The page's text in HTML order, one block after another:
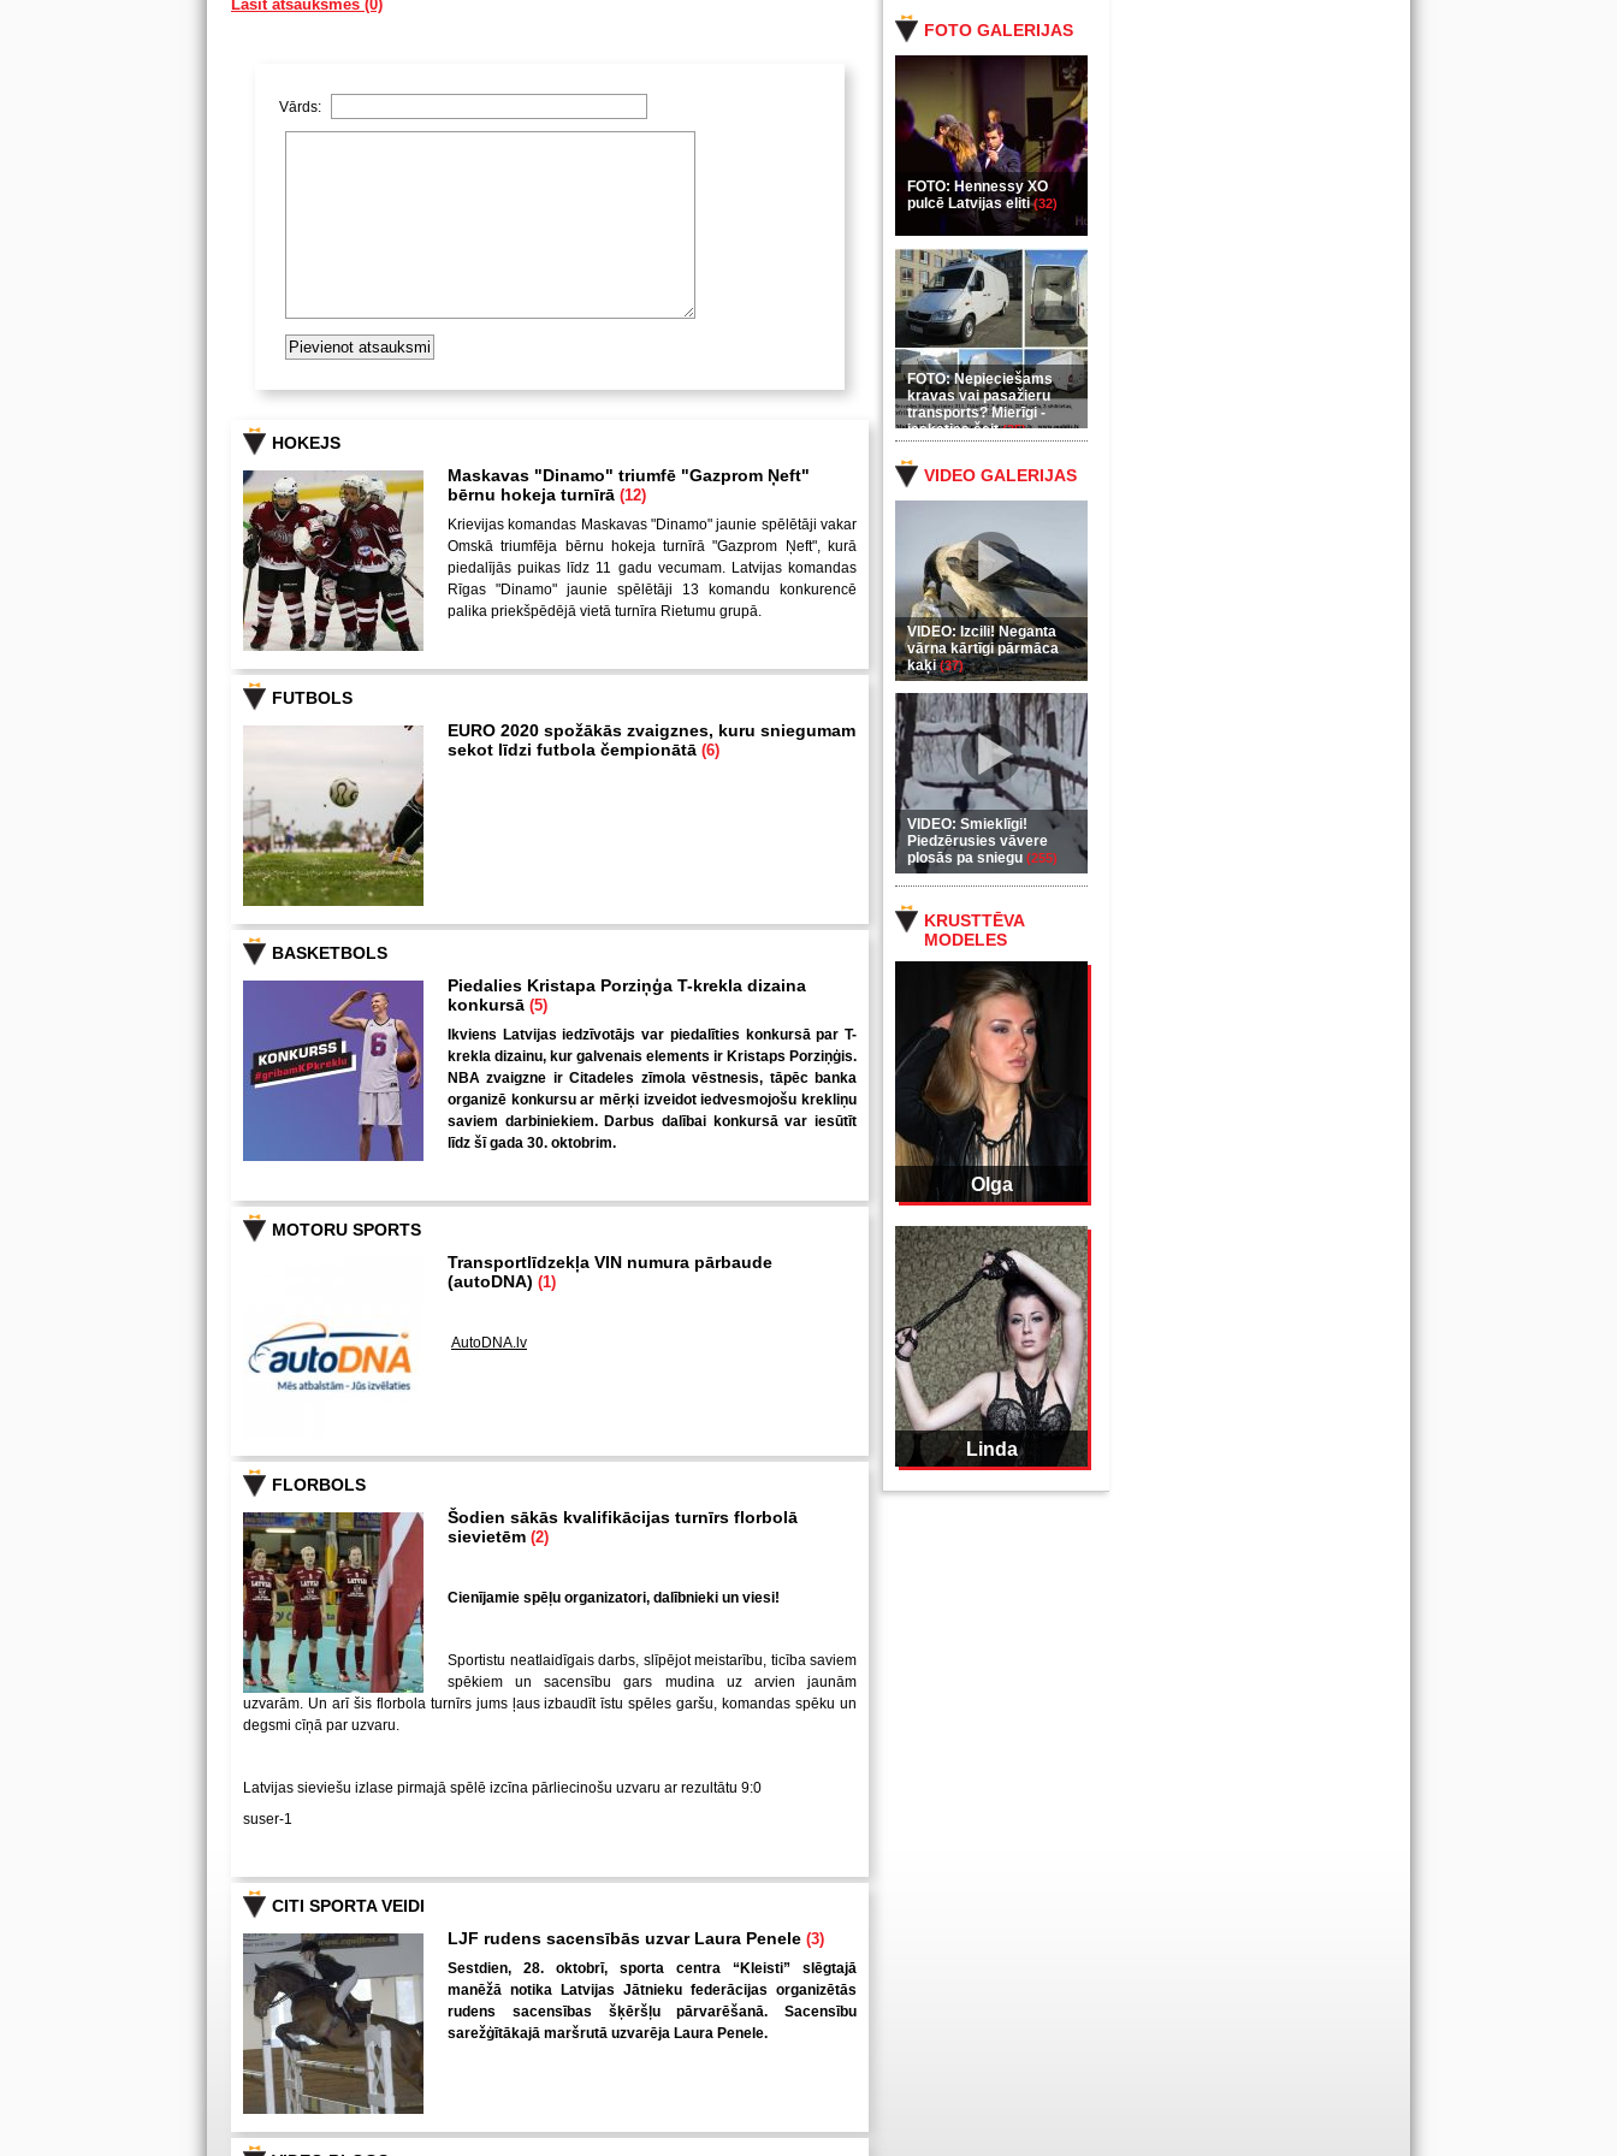
FOTO GALERIJAS
FOTO: Hennessy XO
pulcē Latvijas eliti(32)
FOTO: Nepieciešams
kravas vai pasažieru
transports? Mierīgi -
ieskaties šeit(35)
VIDEO GALERIJAS
VIDEO: Izcili! Neganta
vārna kārtīgi pārmāca
kaķi(37)
VIDEO: Smieklīgi!
Piedzērusies vāvere
plosās pa sniegu (255)
KRUSTTĒVA
MODELES
Olga
Linda
Lasīt atsauksmes (0)
Vārds:
HOKEJS
Maskavas "Dinamo" triumfē "Gazprom Ņeft"
bērnu hokeja turnīrā (12)
Krievijas komandas Maskavas "Dinamo" jaunie spēlētāji vakar
Omskā triumfēja bērnu hokeja turnīrā "Gazprom Ņeft", kurā
piedalījās puikas līdz 11 gadu vecumam. Latvijas komandas
Rīgas "Dinamo" jaunie spēlētāji 13 komandu konkurencē
palika priekšpēdējā vietā turnīra Rietumu grupā.
FUTBOLS
EURO 2020 spožākās zvaigznes, kuru sniegumam
sekot līdzi futbola čempionātā (6)
BASKETBOLS
Piedalies Kristapa Porziņģa T-krekla dizaina
konkursā (5)
Ikviens Latvijas iedzīvotājs var piedalīties konkursā par T-
krekla dizainu, kur galvenais elements ir Kristaps Porziņģis.
NBA zvaigzne ir Citadeles zīmola vēstnesis, tāpēc banka
organizē konkursu ar mērķi izveidot iedvesmojošu krekliņu
saviem darbiniekiem. Darbus dalībai konkursā var iesūtīt
līdz šī gada 30. oktobrim.
MOTORU SPORTS
Transportlīdzekļa VIN numura pārbaude
(autoDNA) (1)
AutoDNA.lv
FLORBOLS
Šodien sākās kvalifikācijas turnīrs florbolā
sievietēm (2)
Cienījamie spēļu organizatori, dalībnieki un viesi!
Sportistu neatlaidīgais darbs, slīpējot meistarību, ticība saviem
spēkiem un sacensību gars mudina uz arvien jaunām
uzvarām. Un arī šis florbola turnīrs jums ļaus izbaudīt īstu spēles garšu, komandas spēku un
degsmi cīņā par uzvaru.
Latvijas sieviešu izlase pirmajā spēlē izcīna pārliecinošu uzvaru ar rezultātu 9:0
suser-1
CITI SPORTA VEIDI
LJF rudens sacensībās uzvar Laura Penele (3)
Sestdien, 28. oktobrī, sporta centra “Kleisti” slēgtajā
manēžā notika Latvijas Jātnieku federācijas organizētās
rudens sacensības šķēršļu pārvarēšanā. Sacensību
sarežģītākajā maršrutā uzvarēja Laura Penele.